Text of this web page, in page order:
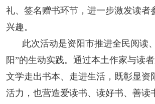
礼、签名赠书环节，进一步激发读者
兴趣。
此次活动是资阳市推进全民阅读
阳”的生动实践。通过本土作家与读
文学走出书本、走进生活，既彰显资
活力，也营造爱读书、读好书、善读